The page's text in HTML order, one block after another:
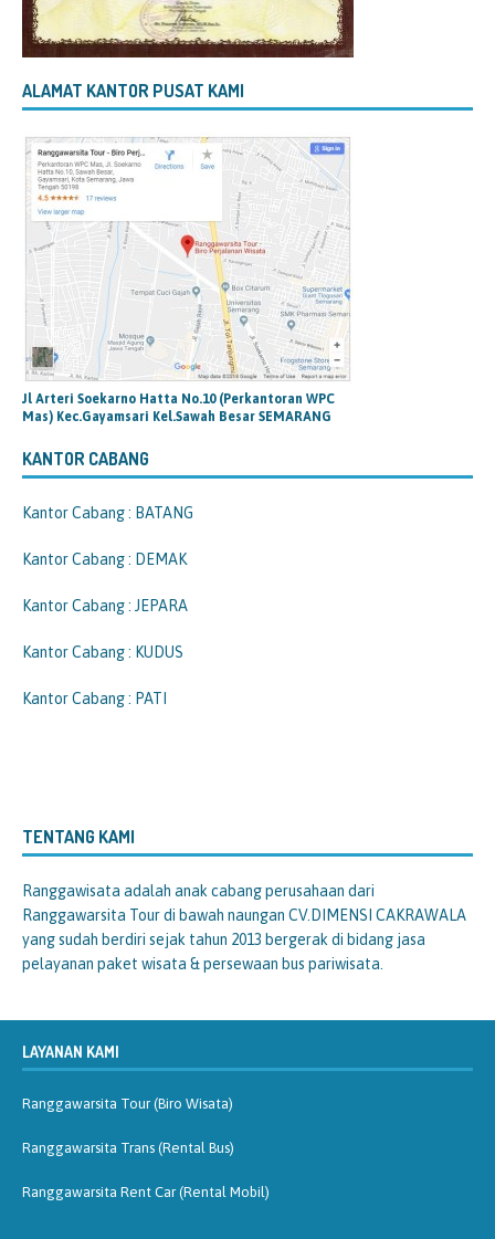
ALAMAT KANTOR PUSAT KAMI
Jl Arteri Soekarno Hatta No.10 (Perkantoran WPC
Mas) Kec.Gayamsari Kel.Sawah Besar SEMARANG
KANTOR CABANG
Kantor Cabang : BATANG
Kantor Cabang : DEMAK
Kantor Cabang : JEPARA
Kantor Cabang : KUDUS
Kantor Cabang : PATI
TENTANG KAMI
Ranggawisata adalah anak cabang perusahaan dari
Ranggawarsita Tour di bawah naungan CV.DIMENSI CAKRAWALA
yang sudah berdiri sejak tahun 2013 bergerak di bidang jasa
pelayanan paket wisata & persewaan bus pariwisata.
LAYANAN KAMI
Ranggawarsita Tour (Biro Wisata)
Ranggawarsita Trans (Rental Bus)
Ranggawarsita Rent Car (Rental Mobil)